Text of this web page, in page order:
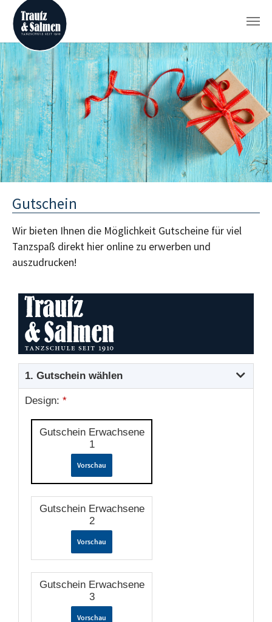
Zum Hauptinhalt springen
Gutschein
Wir bieten Ihnen die Möglichkeit Gutscheine für viel
Tanzspaß direkt hier online zu erwerben und
auszudrucken!